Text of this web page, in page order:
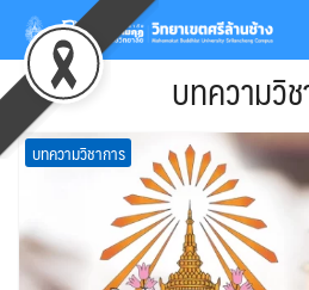
Skip
content
Search
for: บทความวิ
บทความวิชาการ